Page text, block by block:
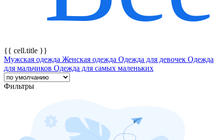
{{ cell.title }}
Мужская одежда Женская одежда Одежда для девочек Одежда
для мальчиков Одежда для самых маленьких
Фильтры